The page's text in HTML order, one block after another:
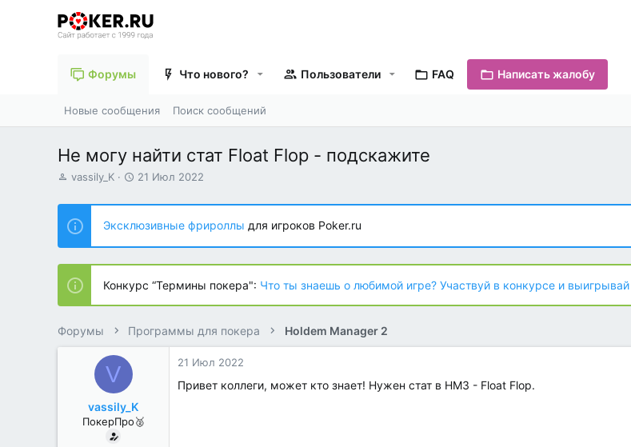
Форумы Что нового? Пользователи FAQ Написать жалобу
Новые сообщения Поиск сообщений
Не могу найти стат Float Flop - подскажите
А
т
о
р
т
е
м
ы
vassily_K
Д
т
н
а
ч
л
а
21 Июл 2022
Эксклюзивные фрироллы для игроков Poker.ru
Конкурс “Термины покера": Что ты знаешь о любимой игре? Участвуй в конкурсе и
Форумы Программы для покера Holdem Manager 2
V
vassily_K
ПокерПро🥈
21 Июл 2022
Привет коллеги, может кто знает! Нужен стат в HM3 - Float Flop.